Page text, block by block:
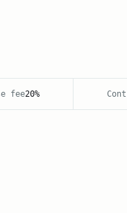
20% Contract